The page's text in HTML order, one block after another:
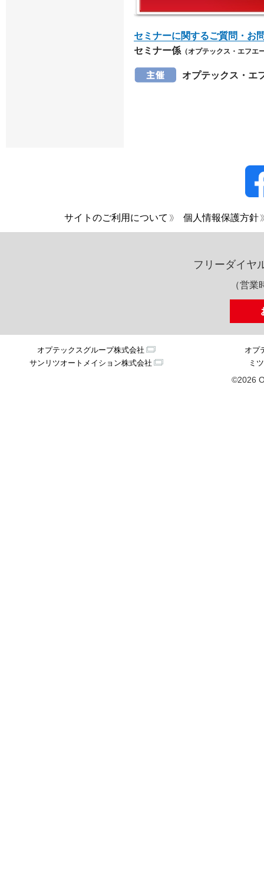
セミナーに関するご質問・お
セミナー係（オプテックス・エフエ
オプテックス・エ
サイトのご利用について 個人情報保護方針
フリーダイヤ
（営
オプテックスグループ株式会社
オプ
サンリツオートメイション株式会社
ミ
©2026